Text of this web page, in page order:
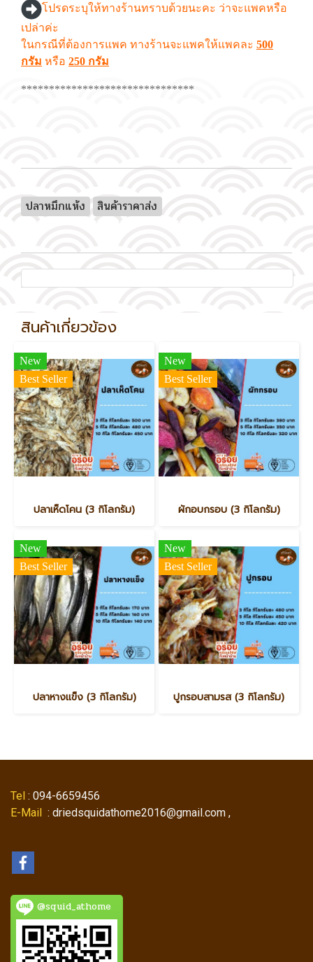
โปรดระบุให้ทางร้านทราบด้วยนะคะ ว่าจะแพคหรือ
เปล่าค่ะ
ในกรณีที่ต้องการแพค ทางร้านจะแพคให้แพคละ 500
กรัม หรือ 250 กรัม
*******************************
ปลาหมึกแห้ง สินค้าราคาส่ง
สินค้าเกี่ยวข้อง
New
Best Seller
ปลาเห็ดโคน (3 กิโลกรัม)
New
Best Seller
ผักอบกรอบ (3 กิโลกรัม)
New
Best Seller
ปลาหางแข็ง (3 กิโลกรัม)
New
Best Seller
ปูกรอบสามรส (3 กิโลกรัม)
Tel : 094-6659456
E-Mail : driedsquidathome2016@gmail.com ,
@squid_athome